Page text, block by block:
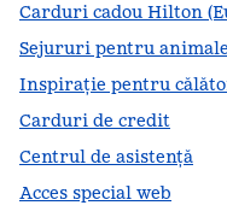
Carduri cadou Hilton
Sejururi pentru
Inspirație pentru
Carduri de credit
Centrul de asistență
Acces special web